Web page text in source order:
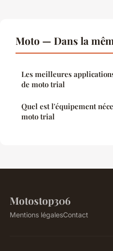
Moto — Dans la
Les meilleures
de moto trial
Quel est l'équipement
moto trial
Motostop306
Mentions légalesContact